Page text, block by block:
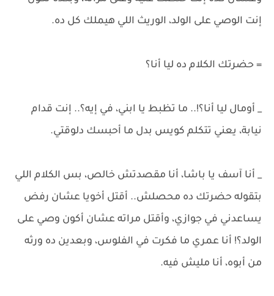
إنت الوصي على الولد، الوريث اللي هيملك كل ده.
= حضرتك الكلام ده ليا أنا؟
_ أومال ليا أنا؟!.. ما تظبط يا ابني، في إيه؟.. إنت قدام
نيابة، يعني تتكلم كويس بدل ما أحبسك دلوقتي.
_ أنا آسف يا باشا، أنا مقصدتش خالص، بس الكلام اللي
بتقوله حضرتك ده محصلش.. أقتل أخويا عشان رفض
يساعدني في جوازي، وأقتل مراته عشان أكون وصي على
الولد؟! أنا عمري ما فكرت في الفلوس، وبعدين ده ورثه
من أبوه، أنا مليش فيه.